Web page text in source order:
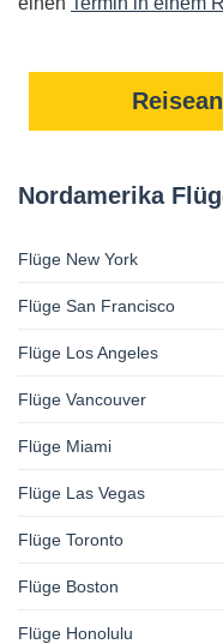
Nordamerika
Flüge New York
Flüge San Francisco
Flüge Los Angeles
Flüge Vancouver
Flüge Miami
Flüge Las Vegas
Flüge Toronto
Flüge Boston
Flüge Honolulu